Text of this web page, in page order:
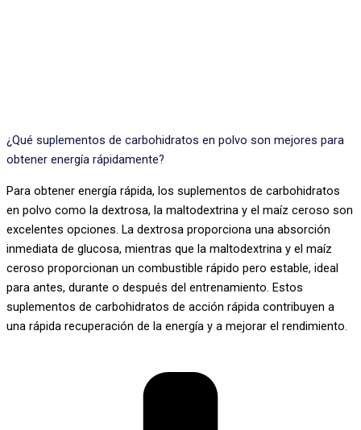
¿Qué suplementos de carbohidratos en polvo son mejores para
obtener energía rápidamente?
Para obtener energía rápida, los suplementos de carbohidratos
en polvo como la dextrosa, la maltodextrina y el maíz ceroso son
excelentes opciones. La dextrosa proporciona una absorción
inmediata de glucosa, mientras que la maltodextrina y el maíz
ceroso proporcionan un combustible rápido pero estable, ideal
para antes, durante o después del entrenamiento. Estos
suplementos de carbohidratos de acción rápida contribuyen a
una rápida recuperación de la energía y a mejorar el rendimiento.